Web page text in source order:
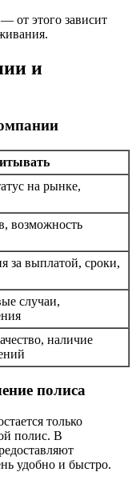
от этого зависит
и
на рынке,
возможность
за выплатой, сроки,
случаи,
наличие
полиса
только
полис. В
удобно и быстро.